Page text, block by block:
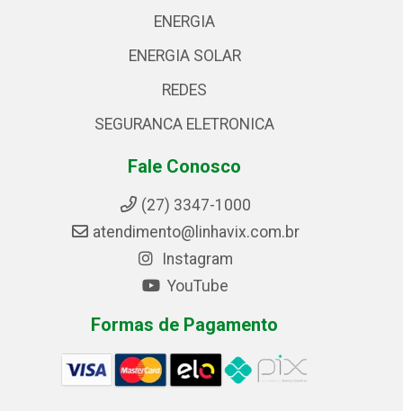
ENERGIA
ENERGIA SOLAR
REDES
SEGURANCA ELETRONICA
Fale Conosco
(27) 3347-1000
atendimento@linhavix.com.br
Instagram
YouTube
Formas de Pagamento